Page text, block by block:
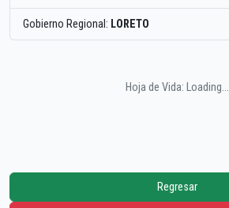
Gobierno Regional: LORETO
Hoja de Vida: Loading...
Regresar